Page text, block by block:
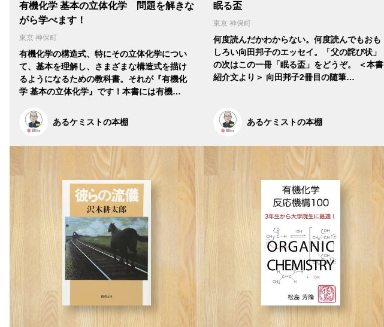
有機化学 基本の立体化学 問題を解きな
がら学べます！
東京 神保町
有機化学の構造式、特にその立体化学につい
て、基本を理解し、さまざまな構造式を描け
るようになるための教科書。それが『有機化
学 基本の立体化学』です！本書には有機…
あるケミストの本棚
眠る盃
東京 神保町
何度読んだかわからない。何度読んでもおも
しろい向田邦子のエッセイ。「父の詫び状」
の次はこの一冊「眠る盃」をどうぞ。 ＜本書
紹介文より＞ 向田邦子2冊目の随筆…
あるケミストの本棚